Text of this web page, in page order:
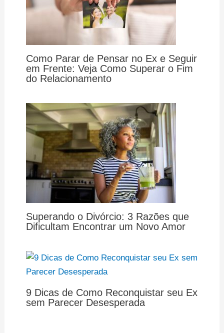
Como Parar de Pensar no Ex e Seguir
em Frente: Veja Como Superar o Fim
do Relacionamento
Superando o Divórcio: 3 Razões que
Dificultam Encontrar um Novo Amor
9 Dicas de Como Reconquistar seu Ex
sem Parecer Desesperada